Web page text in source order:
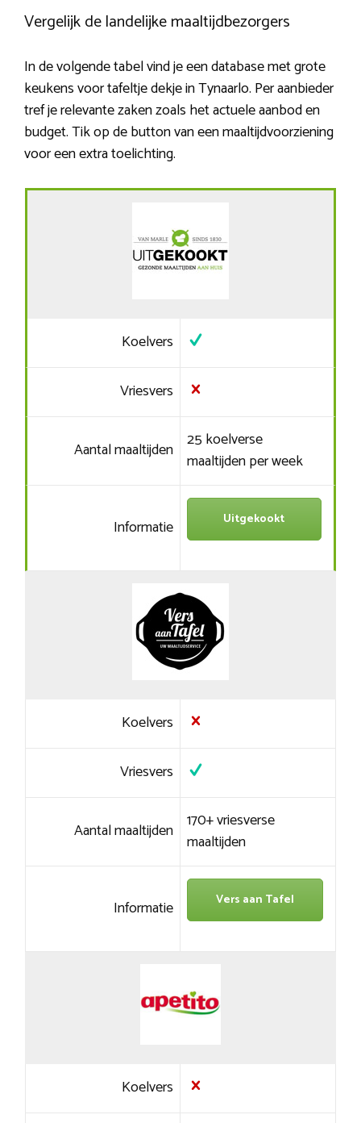
Vergelijk de landelijke maaltijdbezorgers
In de volgende tabel vind je een database met grote
keukens voor tafeltje dekje in Tynaarlo. Per aanbieder
tref je relevante zaken zoals het actuele aanbod en
budget. Tik op de button van een maaltijdvoorziening
voor een extra toelichting.
Koelvers
Vriesvers
Aantal maaltijden 25 koelverse
maaltijden per week
Informatie Uitgekookt
Koelvers
Vriesvers
Aantal maaltijden 170+ vriesverse
maaltijden
Informatie Vers aan Tafel
Koelvers